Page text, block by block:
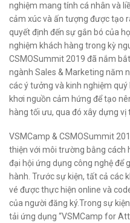
nghiệm mang tính cá nhân và
cảm xúc và ấn tượng được tạo
quyết định đến sự gắn bó của
nghiệm khách hàng trong kỳ
CSMOSummit 2019 đã nắm
ngành Sales & Marketing năm
các ý tưởng và kinh nghiệm
khơi nguồn cảm hứng để tạo
hàng tối ưu, qua đó xây dựng vị
VSMCamp & CSMOSummit
thiện với môi trường bằng cách
đại hội ứng dụng công nghệ để
hành. Trước sự kiện, tất cả các
vé được thực hiện online và
của người đăng ký.Trong sự
tải ứng dụng “VSMCamp for